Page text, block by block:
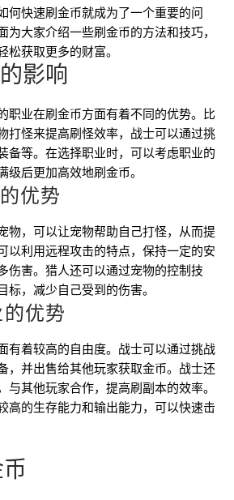
何快速刷金币就成为了一个重要的问
为大家介绍一些刷金币的方法和技巧，
松获取更多的财富。
影响
职业在刷金币方面有着不同的优势。比
打怪来提高刷怪效率，战士可以通过挑
备等。在选择职业时，可以考虑职业的
级后更加高效地刷金币。
优势
物，可以让宠物帮助自己打怪，从而提
以利用远程攻击的特点，保持一定的安
伤害。猎人还可以通过宠物的控制技
标，减少自己受到的伤害。
优势
有着较高的自由度。战士可以通过挑战
，并出售给其他玩家获取金币。战士还
与其他玩家合作，提高刷副本的效率。
高的生存能力和输出能力，可以快速击